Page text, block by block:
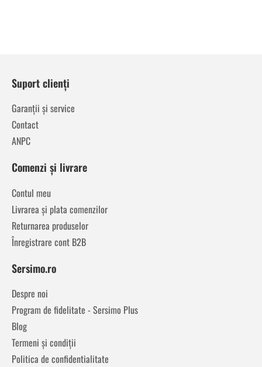
Suport clienți
Garanții și service
Contact
ANPC
Comenzi și livrare
Contul meu
Livrarea și plata comenzilor
Returnarea produselor
Înregistrare cont B2B
Sersimo.ro
Despre noi
Program de fidelitate - Sersimo Plus
Blog
Termeni și condiții
Politica de confidentialitate